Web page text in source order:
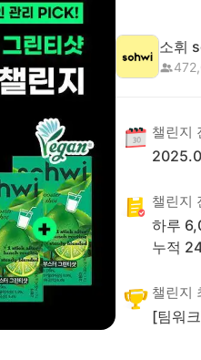
소휘
챌린지
챌린지
하루
누적
챌린지
[팀워